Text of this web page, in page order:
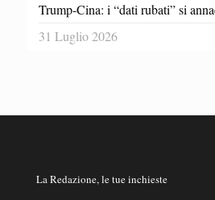
Trump-Cina: i “dati rubati” si
31 Luglio 2026
La Redazione, le tue inchieste